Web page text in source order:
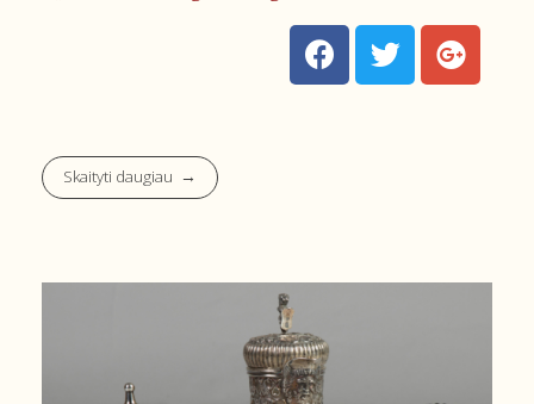
Skaityti daugiau